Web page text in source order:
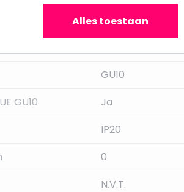
Wit
GU10
GU10
Ja
IP20
0
N.V.T.
Alles toestaan